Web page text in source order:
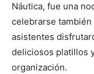
Náutica, fue una
celebrarse también
asistentes
deliciosos platillos
organización.